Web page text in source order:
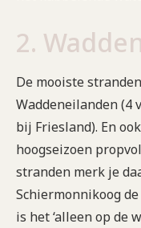
2.
De mooiste
Waddeneilanden (4
bij Friesland). En
hoogseizoen
stranden merk je
Schiermonnikoog
is het ‘alleen op de